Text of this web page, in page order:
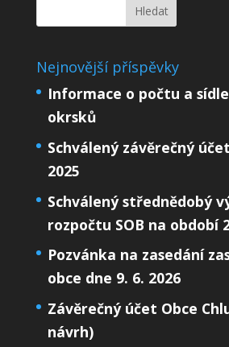
Nejnovější příspěvky
Informace o počtu a
okrsků
Schválený závěrečný
2025
Schválený střednědobý
rozpočtu SOB na období
Pozvánka na zasedání
obce dne 9. 6. 2026
Závěrečný účet Obce
návrh)